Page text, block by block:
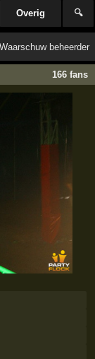
Overig 🔍
166 fans